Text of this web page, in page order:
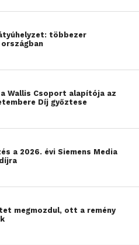
”
a Renault Hungária
többezer
Wallis Csoport alapítója az
Díj győztese
a 2026. évi Siemens Media
megmozdul, ott a remény